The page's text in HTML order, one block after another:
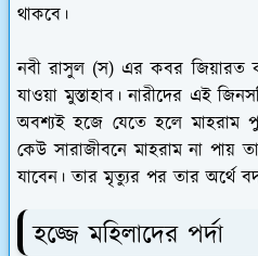
থাকবে।
নবী রাসুল (স) এর কবর জিয়ারত
যাওয়া মুস্তাহাব। নারীদের এই
অবশ্যই হজে যেতে হলে মাহরাম
কেউ সারাজীবনে মাহরাম না
যাবেন। তার মৃত্যুর পর তার অর্থে
হজ্জে মহিলাদের পর্দা